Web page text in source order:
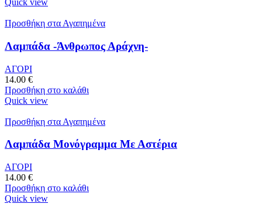
Quick view
Προσθήκη στα Αγαπημένα
Λαμπάδα -Άνθρωπος Αράχνη-
ΑΓΟΡΙ
14.00 €
Προσθήκη στο καλάθι
Quick view
Προσθήκη στα Αγαπημένα
Λαμπάδα Μονόγραμμα Με Αστέρια
ΑΓΟΡΙ
14.00 €
Προσθήκη στο καλάθι
Quick view